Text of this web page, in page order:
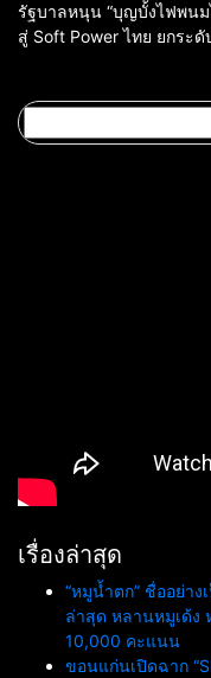
รัฐบาลหนุน “บุญบั้งไฟพนม
สู่ Soft Power ไทย ยกระดั
ภูมิใจของชาติ
สำหรับ:
เรื่องล่าสุด
“หมูน้ำตก” ชื่ออย่า
ล่าสุด หลานหมูเด้ง
10,000 คะแนน
ขอนแก่นเปิดฉาก